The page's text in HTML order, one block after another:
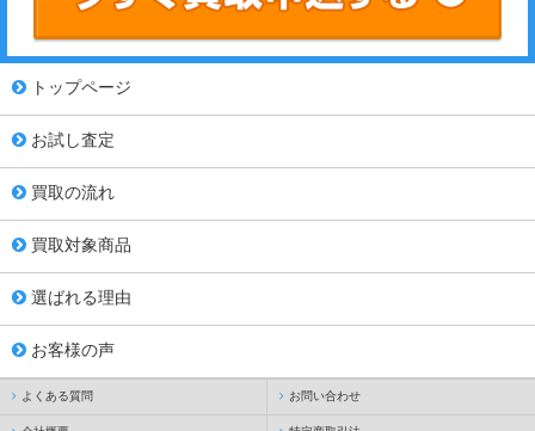
トップページ
お試し査定
買取の流れ
買取対象商品
選ばれる理由
お客様の声
よくある質問 お問い合わせ